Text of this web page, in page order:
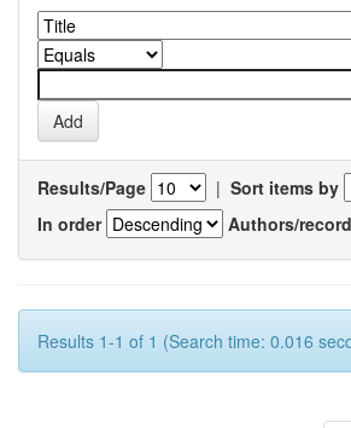
Results/Page | Sort items by
In order
Authors/record
Results 1-1 of 1 (Search time: 0.016